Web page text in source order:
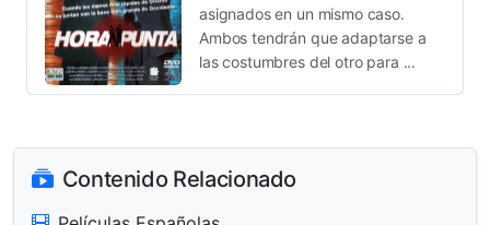
asignados en un mismo caso.
Ambos tendrán que adaptarse a
las costumbres del otro para ...
Contenido Relacionado